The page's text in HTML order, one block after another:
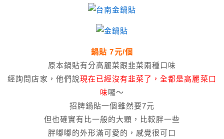
鍋貼 7元/個
原本鍋貼有分高麗菜跟韭菜兩種口味
經詢問店家，他們說現在已經沒有韭菜了，全都是高麗菜口
味囉～
招牌鍋貼一個雖然要7元
但也確實有比一般的大顆，比較胖一些
胖嘟嘟的外形滿可愛的，感覺很可口